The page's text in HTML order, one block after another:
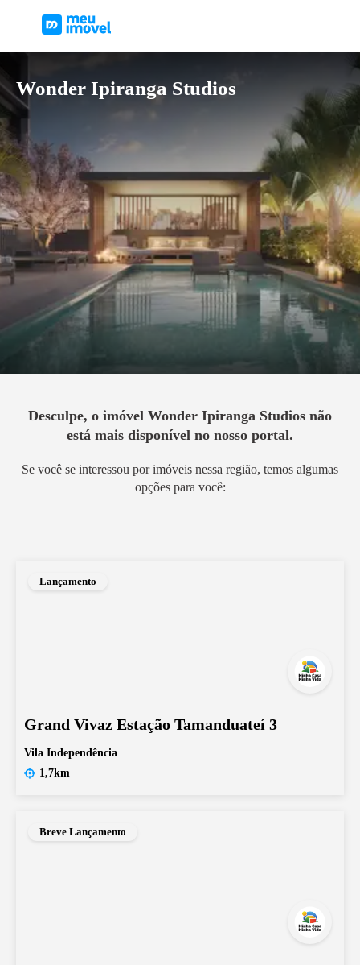
Wonder Ipiranga Studios
Desculpe, o imóvel Wonder Ipiranga Studios não
está mais disponível no nosso portal.
Se você se interessou por imóveis nessa região, temos algumas
opções para você:
Lançamento
Grand Vivaz Estação Tamanduateí 3
Vila Independência
1,7km
Breve Lançamento